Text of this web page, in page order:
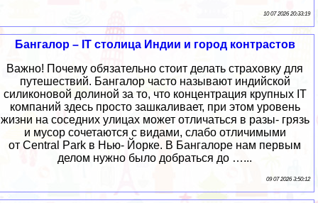
10 07 2026 20:33:19
Бангалор – IT столица Индии и город контрастов
Важно! Почему обязательно стоит делать страховку для
путешествий. Бангалор часто называют индийской
силиконовой долиной за то, что концентрация крупных IT
компаний здесь просто зашкаливает, при этом уровень
жизни на соседних улицах может отличаться в разы- грязь
и мусор сочетаются с видами, слабо отличимыми
от Central Park в Нью- Йорке. В Бангалоре нам первым
делом нужно было добраться до …...
09 07 2026 3:50:12